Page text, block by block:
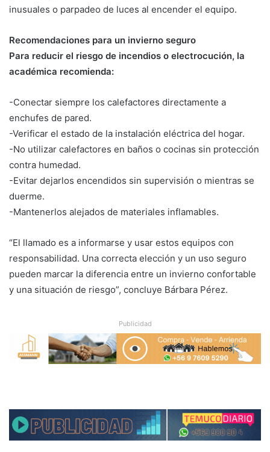
inusuales o parpadeo de luces al encender el equipo.
Recomendaciones para un invierno seguro
Para reducir el riesgo de incendios o electrocución, la
académica recomienda:
-Conectar siempre los calefactores directamente a
enchufes de pared.
-Verificar el estado de la instalación eléctrica del hogar.
-No utilizar calefactores en baños o cocinas sin protección
contra humedad.
-Evitar dejarlos encendidos sin supervisión o mientras se
duerme.
-Mantenerlos alejados de materiales inflamables.
“El llamado es a informarse y usar estos equipos con
responsabilidad. Una correcta elección y un uso seguro
pueden marcar la diferencia entre un invierno confortable
y una situación de riesgo”, concluye Bárbara Pérez.
Publicidad